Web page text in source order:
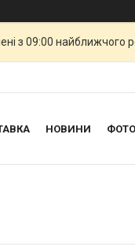
з 09:00 найближчого
НОВИНИ ФОТО